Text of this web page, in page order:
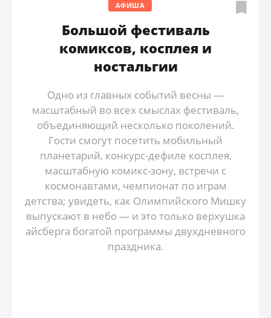
АФИША
Большой фестиваль
комиксов, косплея и
ностальгии
Одно из главных событий весны —
масштабный во всех смыслах фестиваль,
объединяющий несколько поколений.
Гости смогут посетить мобильный
планетарий, конкурс-дефиле косплея,
масштабную комикс-зону, встречи с
космонавтами, чемпионат по играм
детства; увидеть, как Олимпийского Мишку
выпускают в небо — и это только верхушка
айсберга богатой программы двухдневного
праздника.